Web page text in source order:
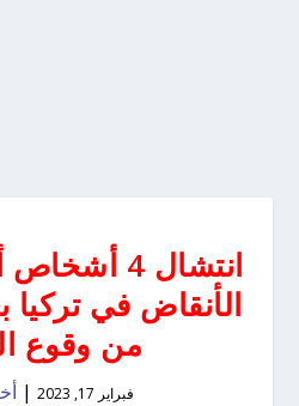
انتشال 4
من وقوع
فبراير 17, 2023 |